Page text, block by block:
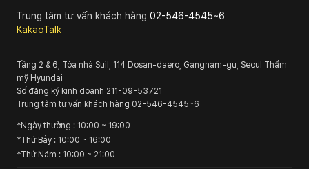
Trung tâm tư vấn khách hàng 02-546-4545~6
KakaoTalk
Tầng 2 & 6, Tòa nhà Suil, 114 Dosan-daero, Gangnam-gu, Seoul Thẩm
mỹ Hyundai
Số đăng ký kinh doanh 211-09-53721
Trung tâm tư vấn khách hàng 02-546-4545~6
*Ngày thường : 10:00 ~ 19:00
*Thứ Bảy : 10:00 ~ 16:00
*Thứ Năm : 10:00 ~ 21:00